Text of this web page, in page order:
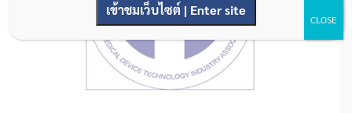
เข้าชมเว็บไซต์ | Enter site
CLOSE